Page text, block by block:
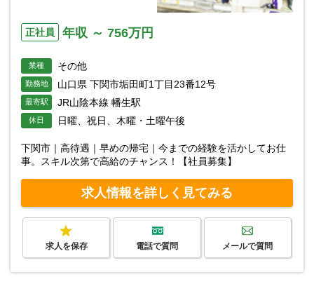
正社員 年収 ～ 756万円
業種 その他
勤務地 山口県 下関市垢田町1丁目23番12号
最寄駅 JR山陰本線 幡生駅
休日 日曜、祝日、木曜・土曜午後
下関市｜高待遇｜早めの帰宅｜今までの経験を活かしてお仕
事。スキル次第で高給のチャンス！【社員募集】
求人情報を詳しく見てみる
求人を保存 電話で質問 メールで質問